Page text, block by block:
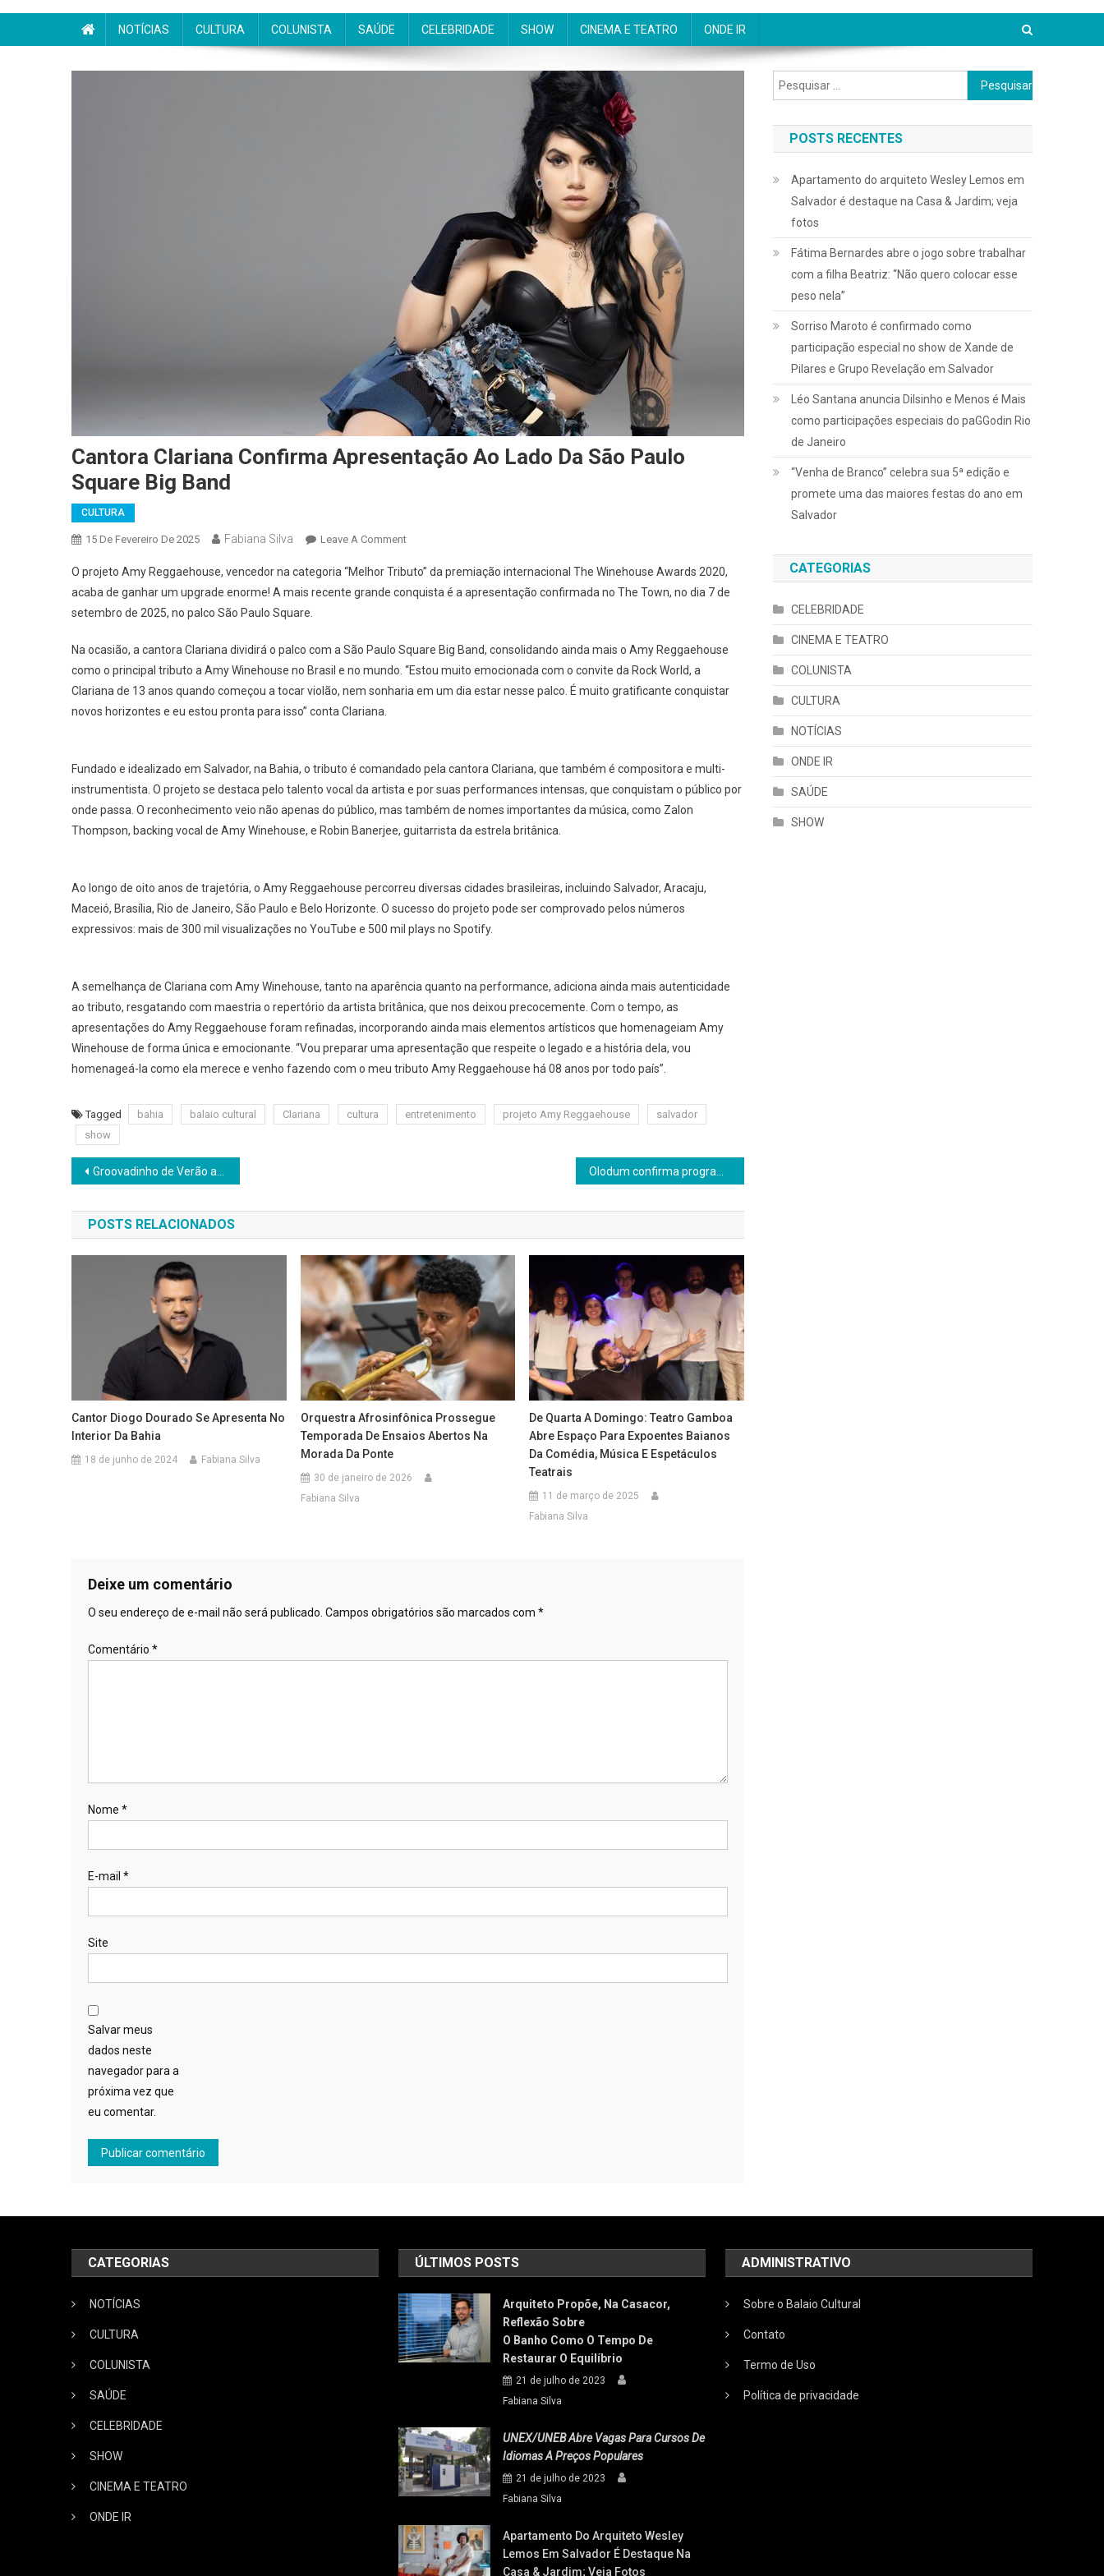
NOTÍCIAS CULTURA COLUNISTA SAÚDE CELEBRIDADE SHOW CINEMA E TEATRO ONDE IR
Cantora Clariana Confirma Apresentação Ao Lado Da São Paulo
Square Big Band
CULTURA
15 De Fevereiro De 2025 Fabiana Silva Leave A CommentOn
Clariana
Confirma
Lado
Da
São
Band
O projeto Amy Reggaehouse, vencedor na categoria “Melhor Tributo” da premiação internacional The Winehouse Awards 2020,
acaba de ganhar um upgrade enorme! A mais recente grande conquista é a apresentação confirmada no The Town, no dia 7 de
setembro de 2025, no palco São Paulo Square.
Na ocasião, a cantora Clariana dividirá o palco com a São Paulo Square Big Band, consolidando ainda mais o Amy Reggaehouse
como o principal tributo a Amy Winehouse no Brasil e no mundo. “Estou muito emocionada com o convite da Rock World, a
Clariana de 13 anos quando começou a tocar violão, nem sonharia em um dia estar nesse palco. É muito gratificante conquistar
novos horizontes e eu estou pronta para isso” conta Clariana.
Fundado e idealizado em Salvador, na Bahia, o tributo é comandado pela cantora Clariana, que também é compositora e multi-
instrumentista. O projeto se destaca pelo talento vocal da artista e por suas performances intensas, que conquistam o público por
onde passa. O reconhecimento veio não apenas do público, mas também de nomes importantes da música, como Zalon
Thompson, backing vocal de Amy Winehouse, e Robin Banerjee, guitarrista da estrela britânica.
Ao longo de oito anos de trajetória, o Amy Reggaehouse percorreu diversas cidades brasileiras, incluindo Salvador, Aracaju,
Maceió, Brasília, Rio de Janeiro, São Paulo e Belo Horizonte. O sucesso do projeto pode ser comprovado pelos números
expressivos: mais de 300 mil visualizações no YouTube e 500 mil plays no Spotify.
A semelhança de Clariana com Amy Winehouse, tanto na aparência quanto na performance, adiciona ainda mais autenticidade
ao tributo, resgatando com maestria o repertório da artista britânica, que nos deixou precocemente. Com o tempo, as
apresentações do Amy Reggaehouse foram refinadas, incorporando ainda mais elementos artísticos que homenageiam Amy
Winehouse de forma única e emocionante. “Vou preparar uma apresentação que respeite o legado e a história dela, vou
homenageá-la como ela merece e venho fazendo com o meu tributo Amy Reggaehouse há 08 anos por todo país”.
Tagged bahia balaio cultural Clariana cultura entretenimento projeto Amy Reggaehouse
salvador
show
Navegação
de
Post
Groovadinho de Verão apresenta episódio com Claudia Leitte
POSTS RELACIONADOS
Cantor Diogo Dourado Se Apresenta No
Interior Da Bahia
18 de junho de 2024 Fabiana Silva
Orquestra Afrosinfônica Prossegue
Temporada De Ensaios Abertos Na
Morada Da Ponte
30 de janeiro de 2026
Fabiana Silva
De Quarta A Domingo: Teatro Gamboa
Abre Espaço Para Expoentes Baianos
Da Comédia, Música E Espetáculos
Teatrais
11 de março de 2025
Fabiana Silva
Deixe um comentário
O seu endereço de e-mail não será publicado. Campos obrigatórios são marcados com *
Comentário *
Nome *
E-mail *
Site
Salvar meus
dados neste
navegador para a
próxima vez que
eu comentar.
Pesquisar
por:
POSTS RECENTES
Apartamento do arquiteto Wesley Lemos em
Salvador é destaque na Casa & Jardim; veja
fotos
Fátima Bernardes abre o jogo sobre trabalhar
com a filha Beatriz: “Não quero colocar esse
peso nela”
Sorriso Maroto é confirmado como
participação especial no show de Xande de
Pilares e Grupo Revelação em Salvador
Léo Santana anuncia Dilsinho e Menos é Mais
como participações especiais do paGGodin Rio
de Janeiro
“Venha de Branco” celebra sua 5ª edição e
promete uma das maiores festas do ano em
Salvador
CATEGORIAS
CELEBRIDADE
CINEMA E TEATRO
COLUNISTA
CULTURA
NOTÍCIAS
ONDE IR
SAÚDE
SHOW
CATEGORIAS
NOTÍCIAS
CULTURA
COLUNISTA
SAÚDE
CELEBRIDADE
SHOW
CINEMA E TEATRO
ONDE IR
ÚLTIMOS POSTS
Arquiteto Propõe, Na Casacor,
Reflexão Sobre
O Banho Como O Tempo De
Restaurar O Equilíbrio
21 de julho de 2023
Fabiana Silva
UNEX/UNEB Abre Vagas Para Cursos De
Idiomas A Preços Populares
21 de julho de 2023
Fabiana Silva
Apartamento Do Arquiteto Wesley
Lemos Em Salvador É Destaque Na
Casa & Jardim; Veja Fotos
ADMINISTRATIVO
Sobre o Balaio Cultural
Contato
Termo de Uso
Política de privacidade